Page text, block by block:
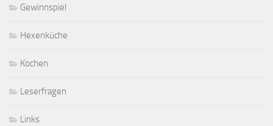
Gewinnspiel
Hexenküche
Kochen
Leserfragen
Links